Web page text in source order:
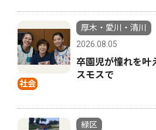
社会
厚木・愛川・清川
2026.08.05
卒園児が憧れを
スモスで
緑区